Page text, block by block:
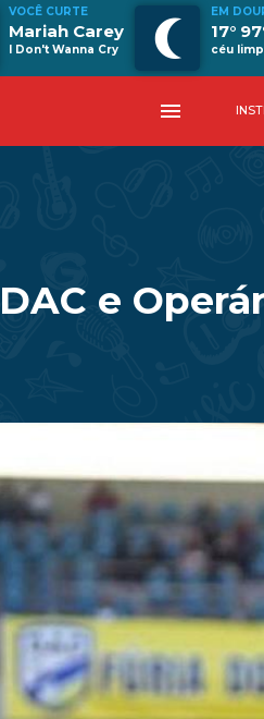
VOCÊ CURTE
Mariah Carey
I Don't Wanna Cry
EM
17°
céu
menu
e